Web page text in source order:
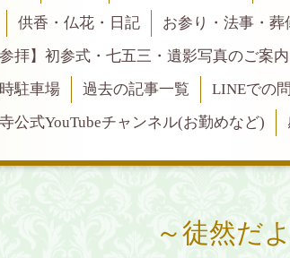
供香・仏花・日記
お参り・法事・葬
参拝】初参式・七五三・遺影写真のご案内
駐車場
過去の記事一覧 LINEでの
公式YouTubeチャンネル(お勤めなど)
～徒然だ